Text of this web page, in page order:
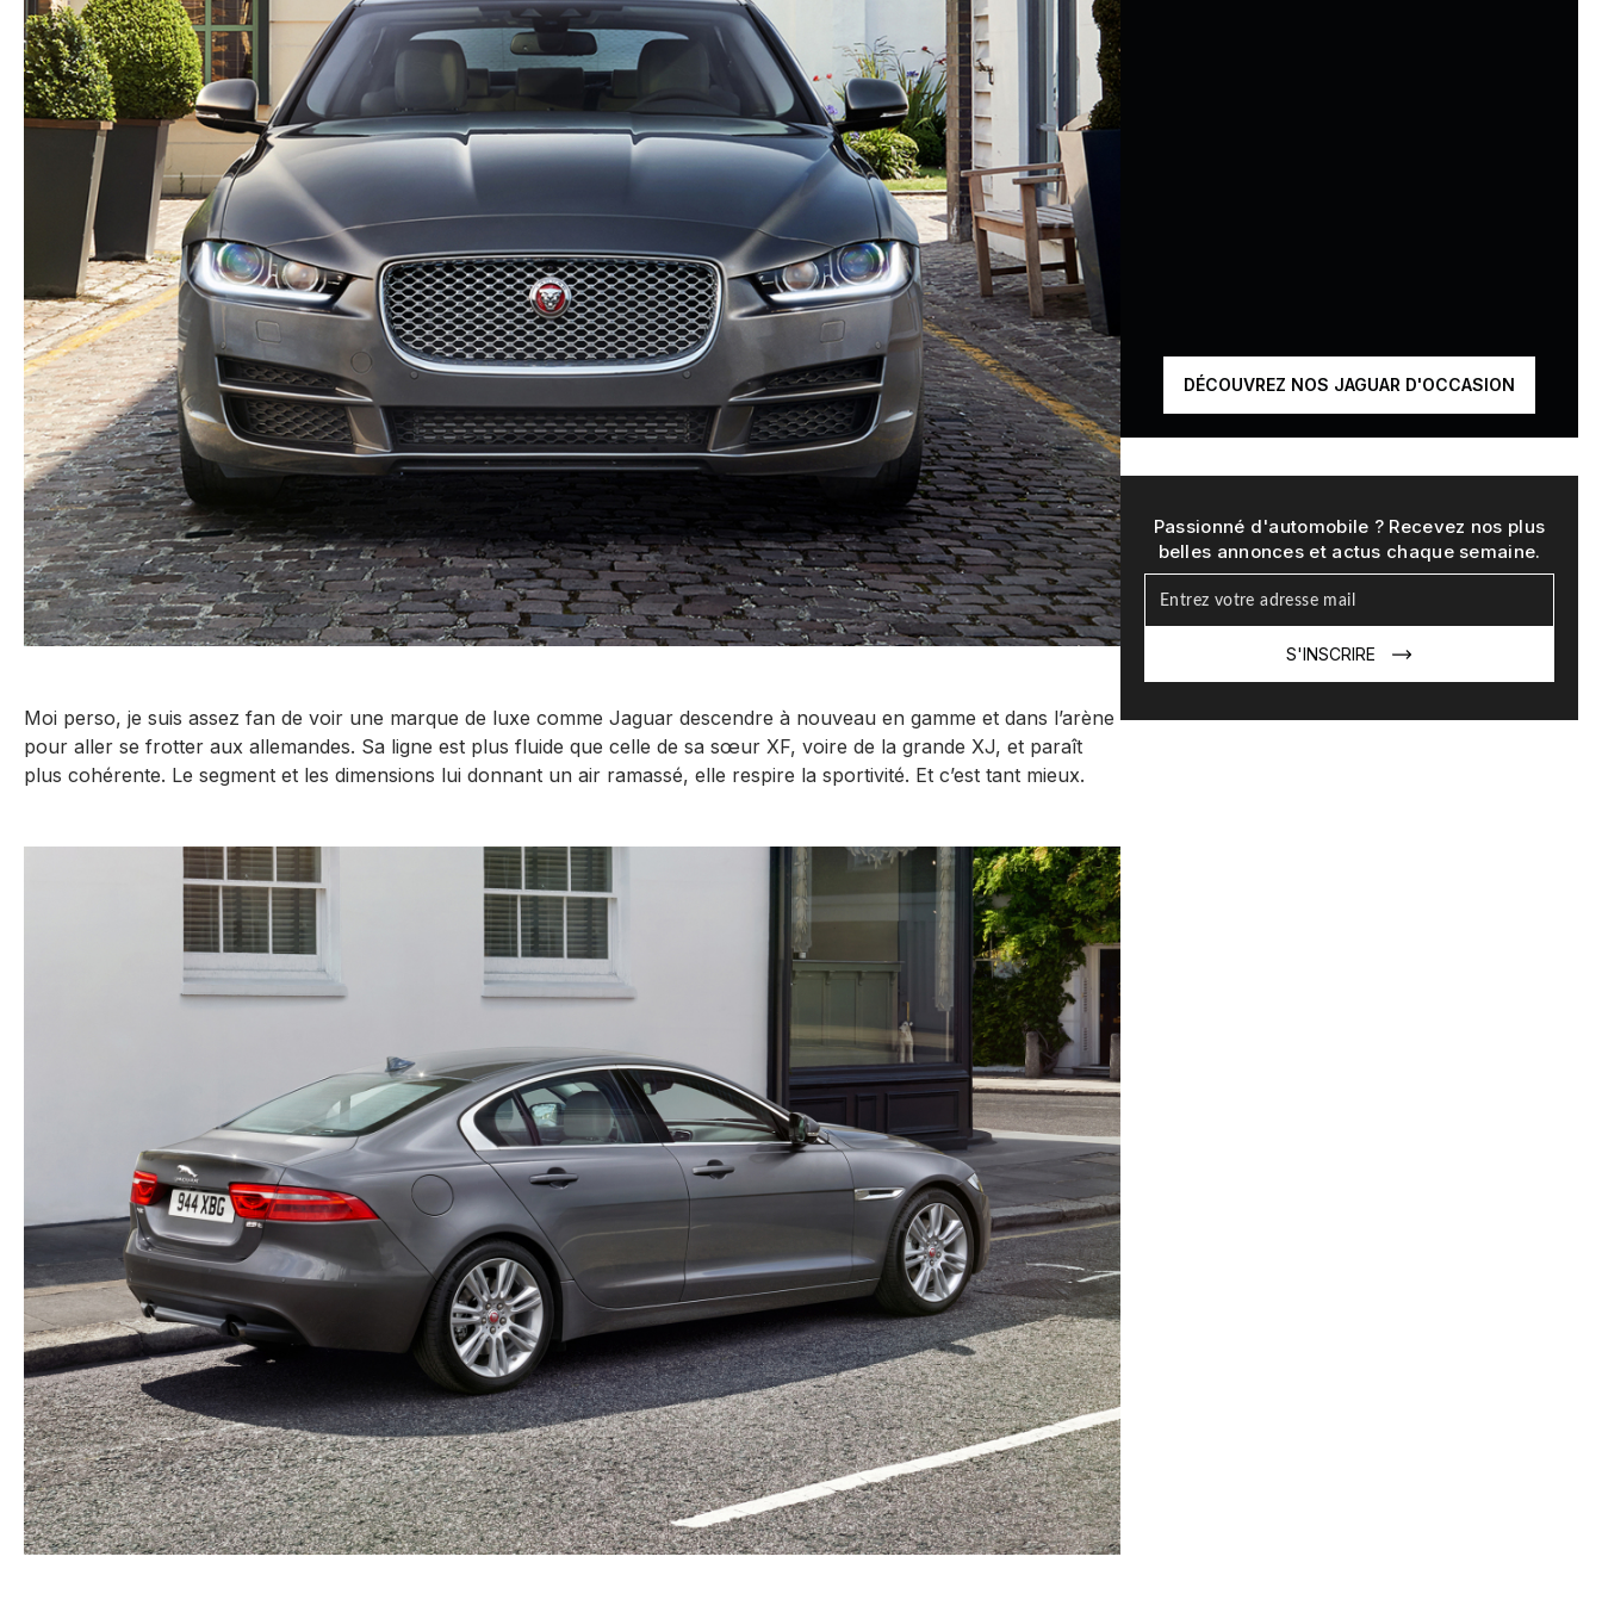
Moi perso, je suis assez fan de voir une marque de luxe comme Jaguar descendre à nouveau en gamme et dans l’arène
pour aller se frotter aux allemandes. Sa ligne est plus fluide que celle de sa sœur XF, voire de la grande XJ, et paraît
plus cohérente. Le segment et les dimensions lui donnant un air ramassé, elle respire la sportivité. Et c’est tant mieux.
DÉCOUVREZ NOS JAGUAR D'OCCASION
Passionné d'automobile ? Recevez nos plus
belles annonces et actus chaque semaine.
S'INSCRIRE